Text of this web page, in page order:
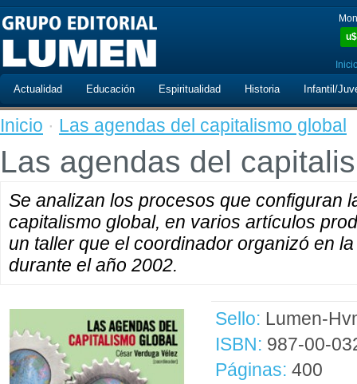
u$
Actualidad Educación Espiritualidad Historia Infantil/
Inicio · Las agendas del capitalismo global
Las agendas del
Se analizan los procesos que configuran
capitalismo global, en varios artículos
un taller que el coordinador organizó en
durante el año 2002.
Sello: Lumen-
ISBN: 987-00-
Páginas: 400